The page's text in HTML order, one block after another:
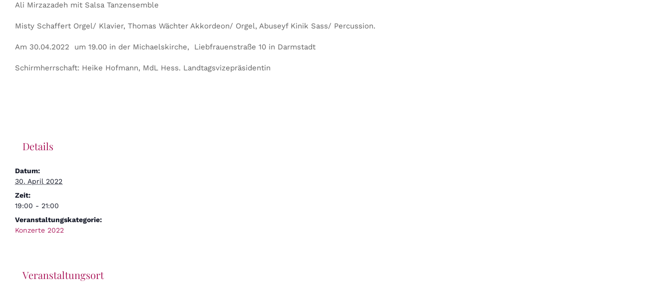
Ali Mirzazadeh mit Salsa Tanzensemble
Misty Schaffert Orgel/ Klavier, Thomas Wächter Akkordeon/ Orgel, Abuseyf Kinik Sass/ Percussion.
Am 30.04.2022 um 19.00 in der Michaelskirche, Liebfrauenstraße 10 in Darmstadt
Schirmherrschaft: Heike Hofmann, MdL Hess. Landtagsvizepräsidentin
Details
Datum:
30. April 2022
Zeit:
19:00 - 21:00
Veranstaltungskategorie:
Konzerte 2022
Veranstaltungsort